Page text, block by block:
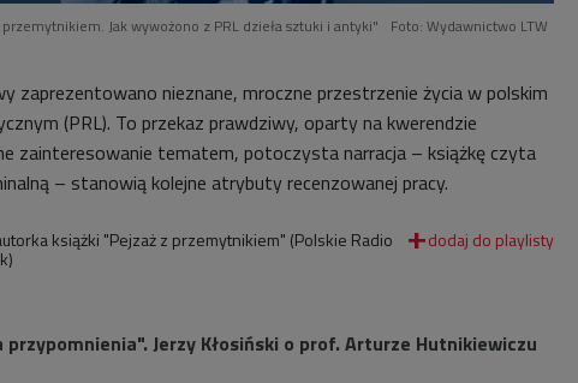
przemytnikiem. Jak wywożono z PRL dzieła sztuki i antyki"
Foto: Wydawnictwo LTW
zaprezentowano nieznane, mroczne przestrzenie życia w polskim
(PRL). To przekaz prawdziwy, oparty na kwerendzie
zainteresowanie tematem, potoczysta narracja – książkę czyta
– stanowią kolejne atrybuty recenzowanej pracy.
książki "Pejzaż z przemytnikiem" (Polskie Radio
Jerzy Kłosiński o prof. Arturze Hutnikiewiczu